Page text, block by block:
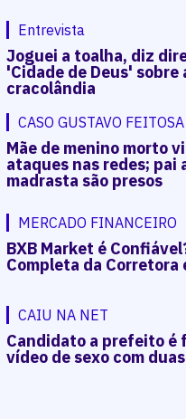
Entrevista
Joguei a toalha, diz
'Cidade de Deus' sobre
cracolândia
CASO GUSTAVO FEITOSA
Mãe de menino morto
ataques nas redes; pai
madrasta são presos
MERCADO FINANCEIRO
BXB Market é
Completa da Corretora
CAIU NA NET
Candidato a prefeito é
vídeo de sexo com